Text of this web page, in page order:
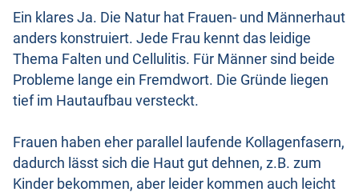
Ein klares Ja. Die Natur hat Frauen- und Männerhaut
anders konstruiert. Jede Frau kennt das leidige
Thema Falten und Cellulitis. Für Männer sind beide
Probleme lange ein Fremdwort. Die Gründe liegen
tief im Hautaufbau versteckt.
Frauen haben eher parallel laufende Kollagenfasern,
dadurch lässt sich die Haut gut dehnen, z.B. zum
Kinder bekommen, aber leider kommen auch leicht